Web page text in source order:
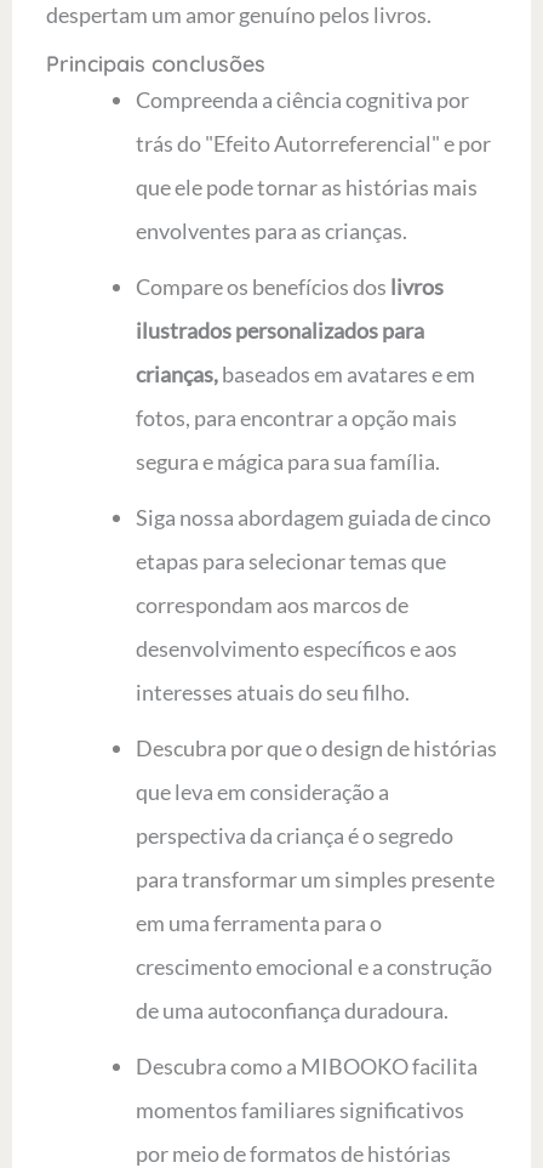
despertam um amor genuíno pelos livros.
Principais conclusões
Compreenda a ciência cognitiva por
trás do "Efeito Autorreferencial" e por
que ele pode tornar as histórias mais
envolventes para as crianças.
Compare os benefícios dos livros
ilustrados personalizados para
crianças,baseados em avatares e em
fotos, para encontrar a opção mais
segura e mágica para sua família.
Siga nossa abordagem guiada de cinco
etapas para selecionar temas que
correspondam aos marcos de
desenvolvimento específicos e aos
interesses atuais do seu filho.
Descubra por que o design de histórias
que leva em consideração a
perspectiva da criança é o segredo
para transformar um simples presente
em uma ferramenta para o
crescimento emocional e a construção
de uma autoconfiança duradoura.
Descubra como a MIBOOKO facilita
momentos familiares significativos
por meio de formatos de histórias